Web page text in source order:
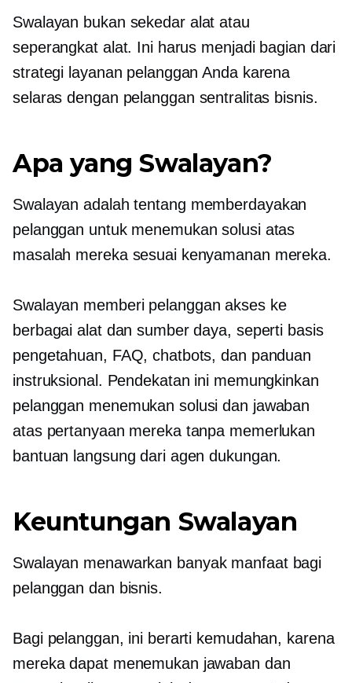
Swalayan bukan sekedar alat atau
seperangkat alat. Ini harus menjadi bagian dari
strategi layanan pelanggan Anda karena
selaras dengan pelanggan sentralitas bisnis.
Apa yangSwalayan?
Swalayan adalah tentang memberdayakan
pelanggan untuk menemukan solusi atas
masalah mereka sesuai kenyamanan mereka.
Swalayan memberi pelanggan akses ke
berbagai alat dan sumber daya, seperti basis
pengetahuan, FAQ, chatbots, dan panduan
instruksional. Pendekatan ini memungkinkan
pelanggan menemukan solusi dan jawaban
atas pertanyaan mereka tanpa memerlukan
bantuan langsung dari agen dukungan.
Keuntungan Swalayan
Swalayan menawarkan banyak manfaat bagi
pelanggan dan bisnis.
Bagi pelanggan, ini berarti kemudahan, karena
mereka dapat menemukan jawaban dan